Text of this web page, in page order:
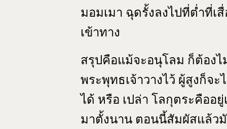
มอมเมา ฉุดรั้งลงไปที่ต่ำที่เ
เข้าทาง
สรุปคือแม้จะอนุโลม ก็ต้องไ
พระพุทธเจ้าวางไว้ ผู้สูงก็จ
ได้ หรือ เปล่า โลกุตระคือ
มาตั้งนาน ตอนนี้สัมผัสแล้ว